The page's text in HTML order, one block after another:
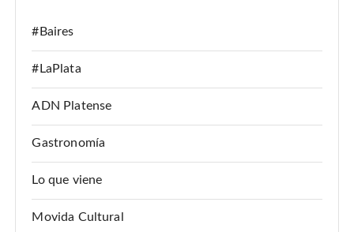
#Baires
#LaPlata
ADN Platense
Gastronomía
Lo que viene
Movida Cultural